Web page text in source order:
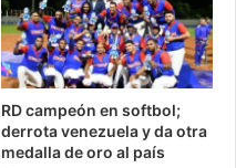
RD campeón en softbol;
derrota venezuela y da otra
medalla de oro al país